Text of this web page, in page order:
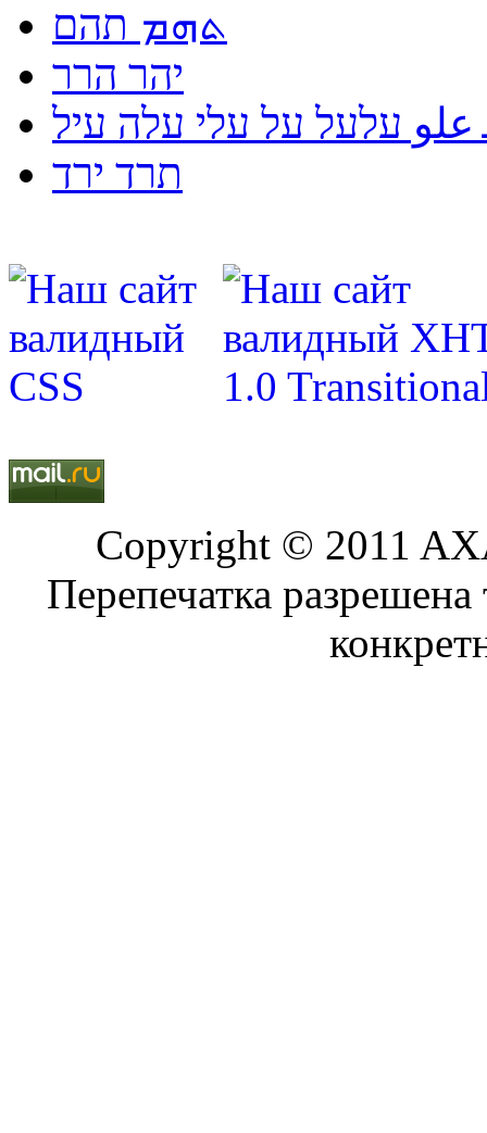
ܬܗܡ תהם
יהר הרר
עלעל על עלי עלה עיל
תרד ירד
Copyright © 2011
Перепечатка